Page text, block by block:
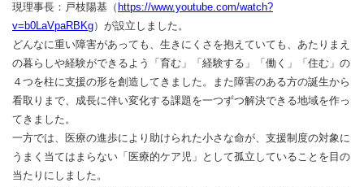
現理事長：戸枝陽基（ https://www.youtube.com/watch?
v=b0LaVpaRBKg）が設立しました。
どんなに重い障害があっても、生きにくさを抱えていても、あたりまえ
の暮らしや経験ができるよう「育む」「経験する」「働く」「住む」の
４つを柱に支援の形を創造してきました。また障害のある方の誕生から
看取りまで、成長に伴い変化する課題を一つずつ解決できる地域を作っ
てきました。
一方では、医療の進歩により助けられた小さな命が、支援制度の対象に
うまく当てはまらない「医療的ケア児」として孤立していることを目の
当たりにしました。